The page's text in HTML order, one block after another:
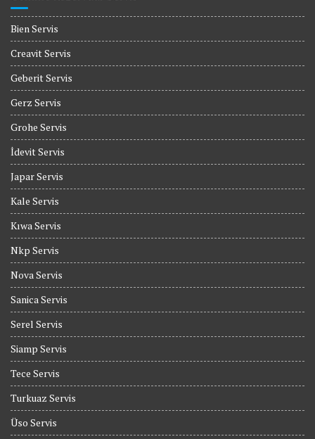
Bien Servis
Creavit Servis
Geberit Servis
Gerz Servis
Grohe Servis
İdevit Servis
Japar Servis
Kale Servis
Kıwa Servis
Nkp Servis
Nova Servis
Sanica Servis
Serel Servis
Siamp Servis
Tece Servis
Turkuaz Servis
Üso Servis